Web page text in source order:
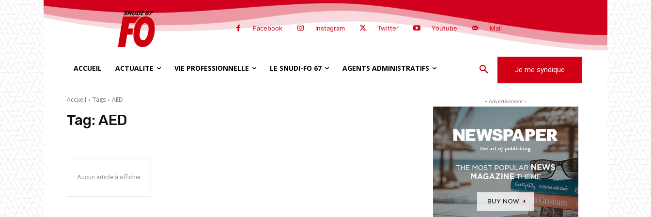
Facebook Instagram Twitter Youtube Mail
ACCUEIL ACTUALITE VIE PROFESSIONNELLE LE SNUDI-FO 67 AGENTS ADMINISTRATIFS Je me syndique
Accueil Tags AED
Tag: AED
Aucun article à afficher
- Advertisement -